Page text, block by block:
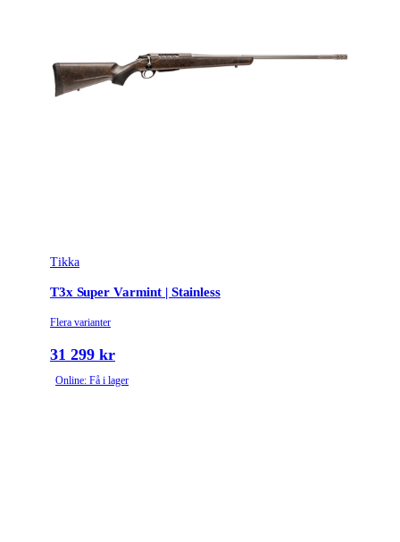
Tikka
T3x Super Varmint | Stainless
Flera varianter
31 299 kr
Online: Få i lager